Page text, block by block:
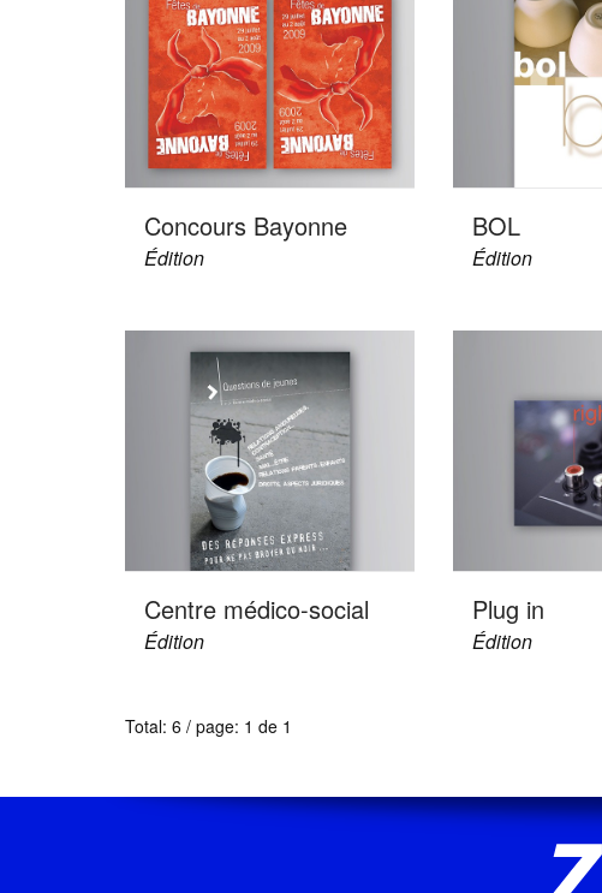
Concours Bayonne
Édition
BOL
Édition
Centre médico-social
Édition
Plug in
Édition
Total: 6 / page: 1 de 1